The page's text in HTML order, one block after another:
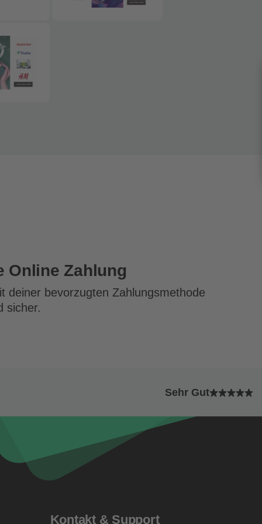
Online Zahlung
deiner bevorzugten Zahlungsmethode
sicher.
Sehr Gut
Kontakt & Support